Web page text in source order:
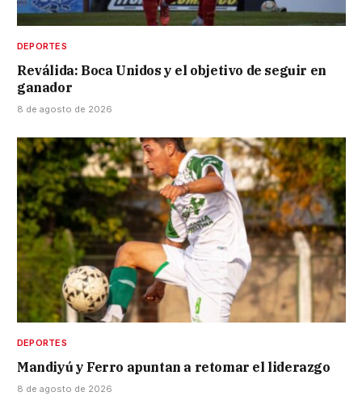
DEPORTES
Reválida: Boca Unidos y el objetivo de seguir en
ganador
8 de agosto de 2026
DEPORTES
Mandiyú y Ferro apuntan a retomar el liderazgo
8 de agosto de 2026